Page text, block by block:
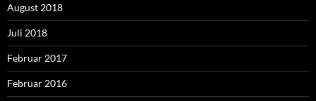
August 2018
Juli 2018
Februar 2017
Februar 2016